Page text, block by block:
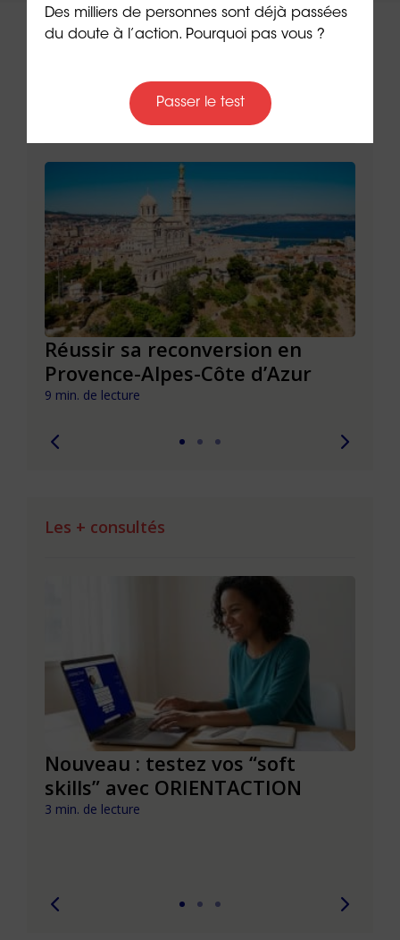
À lire sur le même thème
Réussir sa reconversion en
Provence-Alpes-Côte d’Azur
9 min. de lecture
Les + consultés
Nouveau : testez vos “soft
skills” avec ORIENTACTION
3 min. de lecture
Des milliers de personnes sont déjà passées
du doute à l’action. Pourquoi pas vous ?
Passer le test